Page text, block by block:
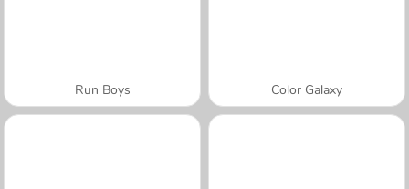
Run Boys Color Galaxy